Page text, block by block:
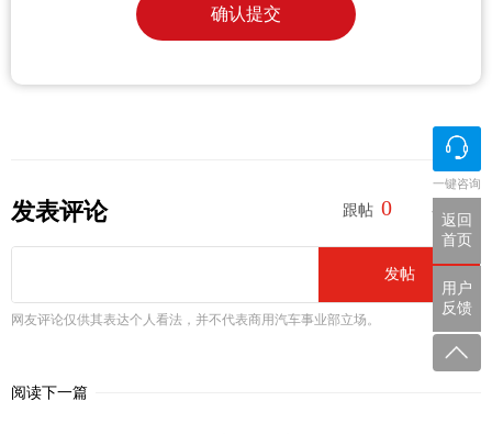
确认提交
发表评论 跟帖 0 参与 0
发帖
网友评论仅供其表达个人看法，并不代表商用汽车事业部立场。
阅读下一篇
一键咨询
返回
首页
用户
反馈